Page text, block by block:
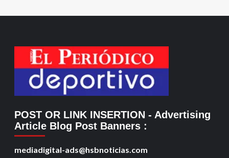
POST OR LINK INSERTION - Advertising
Article Blog Post Banners :
mediadigital-ads@hsbnoticias.com